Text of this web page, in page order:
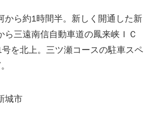
ら約1時間半。新しく開通した新
ら三遠南信自動車道の鳳来峡ＩＣ
を北上。三ツ瀬コースの駐車スペ
城市